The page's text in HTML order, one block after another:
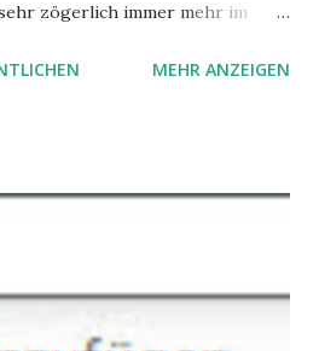
zögerlich immer mehr im
kann es zu nicht verstandenen
Dafür könnte es Gründe
im Dunkeln zu liegen scheinen.
MEHR ANZEIGEN